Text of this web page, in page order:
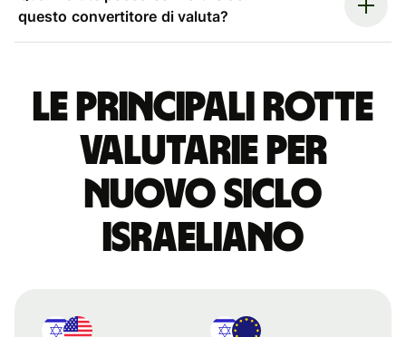
questo convertitore di valuta?
Le principali rotte
valutarie per
nuovo siclo
israeliano